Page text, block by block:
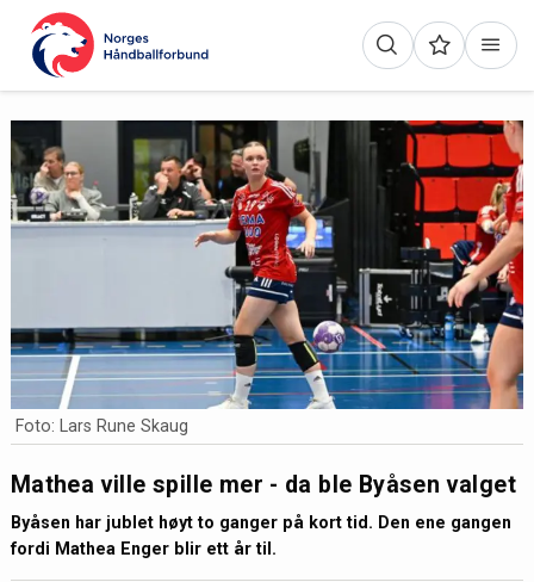
Foto: Lars Rune Skaug
Mathea ville spille mer - da ble Byåsen valget
Byåsen har jublet høyt to ganger på kort tid. Den ene gangen
fordi Mathea Enger blir ett år til.